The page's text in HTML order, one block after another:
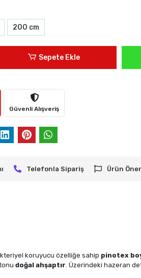
200 cm
Sepete Ekle
Güvenli Alışveriş
Telefonla Sipariş Ürün
koruyucu özelliğe sahip pinotex
tonudoğal ahşaptır. Üzerindeki hazeran